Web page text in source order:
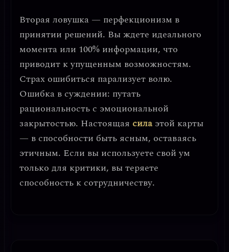
Вторая ловушка — перфекционизм в
принятии решений. Вы ждете идеального
момента или 100% информации, что
приводит к упущенным возможностям.
Страх ошибиться парализует волю.
Ошибка в суждении: путать
рациональность с эмоциональной
закрытостью. Настоящая силаэтой карты
— в способности быть ясным, оставаясь
этичным. Если вы используете свой ум
только для критики, вы теряете
способность к сотрудничеству.